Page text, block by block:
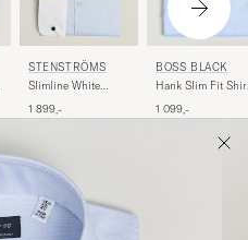
STENSTRÖMS
Slimline White
Shirt Blue
1 899,-
BOSS BLACK
Hank Slim Fit
1 099,-